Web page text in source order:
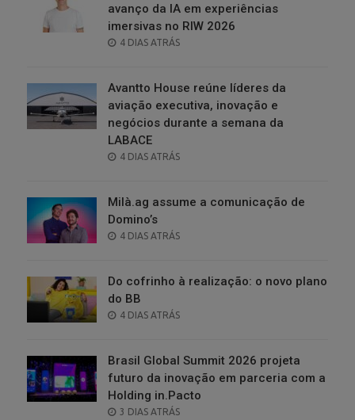
avanço da IA em experiências
imersivas no RIW 2026
POSTED
4 DIAS ATRÁS
Avantto House reúne líderes da
aviação executiva, inovação e
negócios durante a semana da
LABACE
POSTED
4 DIAS ATRÁS
Milà.ag assume a comunicação de
Domino’s
POSTED
4 DIAS ATRÁS
Do cofrinho à realização: o novo plano
do BB
POSTED
4 DIAS ATRÁS
Brasil Global Summit 2026 projeta
futuro da inovação em parceria com a
Holding in.Pacto
POSTED
3 DIAS ATRÁS